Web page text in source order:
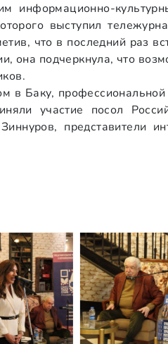
информационно-
выступил
что в последний раз
подчеркнула, что
Баку, профессиональной
участие посол
представители